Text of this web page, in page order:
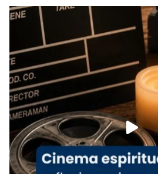
Recupera l'entrevista comp
tican News 👇
www.vaticannews.va/es/
07/carmina-historia-
espana-testimoni...
Foto
View on Facebook · Share
Arquebisbat de
1 week ago